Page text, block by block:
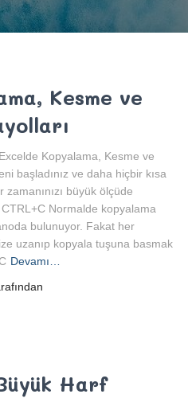
Kesme ve
Kopyalama, Kesme ve
başladınız ve daha hiçbir kısa
büyük ölçüde
Normalde kopyalama
bulunuyor. Fakat her
uzanıp kopyala tuşuna basmak
Devamı…
Harf